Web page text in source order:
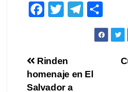
F
e
b
o
T
er
T
el
a
o
m
Navegación
de
Rinden
homenaje en El
Salvador a